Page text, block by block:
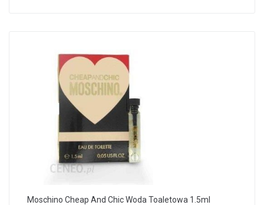
Moschino Cheap And Chic Woda Toaletowa 1.5ml